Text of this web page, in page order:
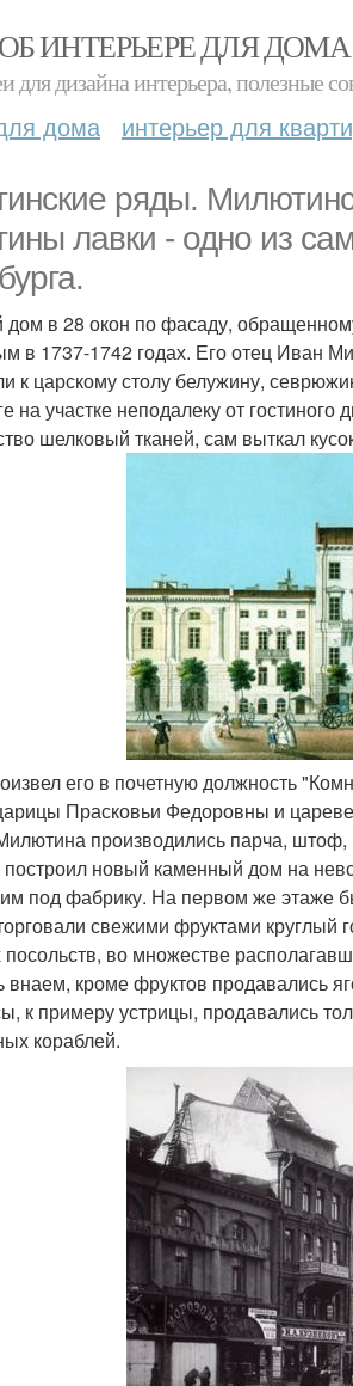
ИНТЕРЬЕРЕ ДЛЯ
для дизайна интерьера, полезные
дома интерьер для
ряды.
лавки - одно из
в 28 окон по фасаду,
в 1737-1742 годах. Его отец Иван
к царскому столу белужину,
на участке неподалеку от
шелковый тканей, сам выткал
его в почетную должность
Прасковьи Федоровны и
производились парча, штоф,
новый каменный дом на
под фабрику. На первом же этаже
свежими фруктами
во множестве
внаем, кроме фруктов продавались
к примеру устрицы, продавались
кораблей.